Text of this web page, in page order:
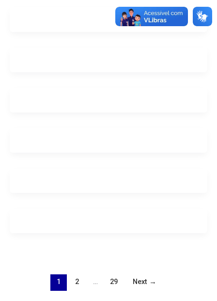
1 2 … 29 Next →